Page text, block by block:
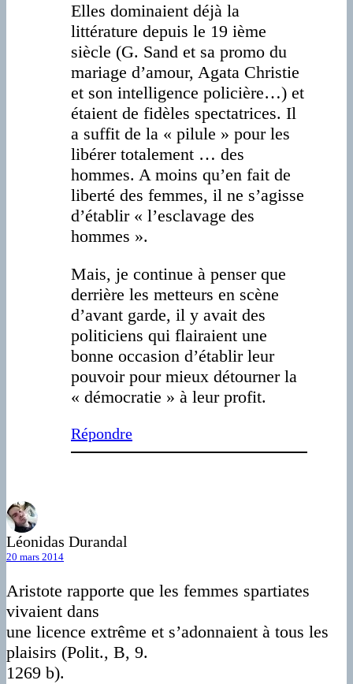
Elles dominaient déjà la
littérature depuis le 19 ième
siècle (G. Sand et sa promo du
mariage d’amour, Agata Christie
et son intelligence policière…) et
étaient de fidèles spectatrices. Il
a suffit de la « pilule » pour les
libérer totalement … des
hommes. A moins qu’en fait de
liberté des femmes, il ne s’agisse
d’établir « l’esclavage des
hommes ».
Mais, je continue à penser que
derrière les metteurs en scène
d’avant garde, il y avait des
politiciens qui flairaient une
bonne occasion d’établir leur
pouvoir pour mieux détourner la
« démocratie » à leur profit.
Répondre
Léonidas Durandal
20 mars 2014
Aristote rapporte que les femmes spartiates
vivaient dans
une licence extrême et s’adonnaient à tous les
plaisirs (Polit., B, 9.
1269 b).